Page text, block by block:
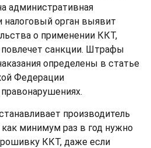
административная
налоговый орган выявит
о применении ККТ,
повлечет санкции. Штрафы
определены в статье
Федерации
производитель
минимум раз в год нужно
ККТ, даже если